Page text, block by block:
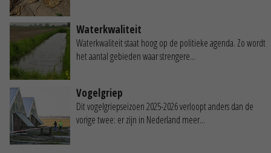
Waterkwaliteit
Waterkwaliteit staat hoog op de politieke agenda. Zo wordt
het aantal gebieden waar strengere...
Vogelgriep
Dit vogelgriepseizoen 2025-2026 verloopt anders dan de
vorige twee: er zijn in Nederland meer...